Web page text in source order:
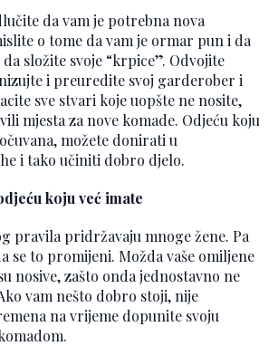
da vam je potrebna nova
o tome da vam je ormar pun i da
složite svoje “krpice”. Odvojite
i preuredite svoj garderober i
sve stvari koje uopšte ne nosite,
mjesta za nove komade. Odjeću koju
možete donirati u
i tako učiniti dobro djelo.
koju već imate
pravila pridržavaju mnoge žene. Pa
se to promijeni. Možda vaše omiljene
nosive, zašto onda jednostavno ne
vam nešto dobro stoji, nije
na vrijeme dopunite svoju